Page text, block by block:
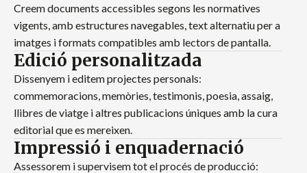
Creem documents accessibles segons les normatives
vigents, amb estructures navegables, text alternatiu per a
imatges i formats compatibles amb lectors de pantalla.
Edició personalitzada
Dissenyem i editem projectes personals:
commemoracions, memòries, testimonis, poesia, assaig,
llibres de viatge i altres publicacions úniques amb la cura
editorial que es mereixen.
Impressió i enquadernació
Assessorem i supervisem tot el procés de producció: